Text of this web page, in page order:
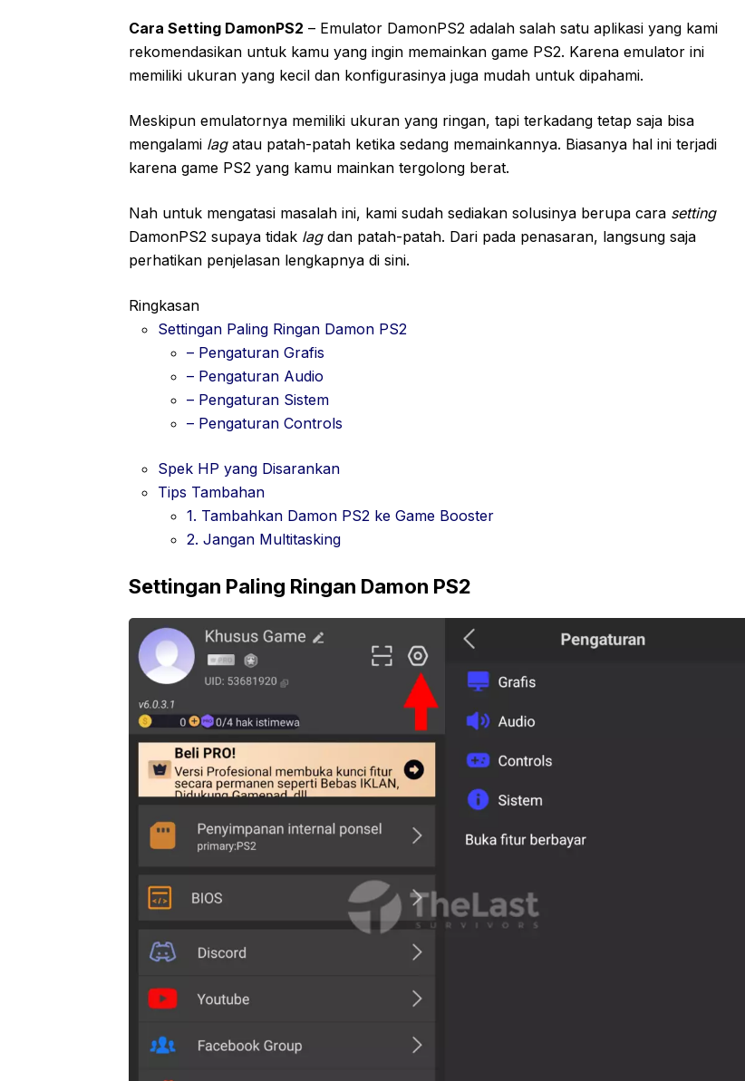
Cara Setting DamonPS2 – Emulator DamonPS2 adalah salah satu aplikasi yang kami
rekomendasikan untuk kamu yang ingin memainkan game PS2. Karena emulator ini
memiliki ukuran yang kecil dan konfigurasinya juga mudah untuk dipahami.
Meskipun emulatornya memiliki ukuran yang ringan, tapi terkadang tetap saja bisa
mengalami lagatau patah-patah ketika sedang memainkannya. Biasanya hal ini terjadi
karena game PS2 yang kamu mainkan tergolong berat.
Nah untuk mengatasi masalah ini, kami sudah sediakan solusinya berupa cara setting
DamonPS2 supaya tidak lagdan patah-patah. Dari pada penasaran, langsung saja
perhatikan penjelasan lengkapnya di sini.
Ringkasan
Settingan Paling Ringan Damon PS2
– Pengaturan Grafis
– Pengaturan Audio
– Pengaturan Sistem
– Pengaturan Controls
Spek HP yang Disarankan
Tips Tambahan
1. Tambahkan Damon PS2 ke Game Booster
2. Jangan Multitasking
Settingan Paling Ringan Damon PS2